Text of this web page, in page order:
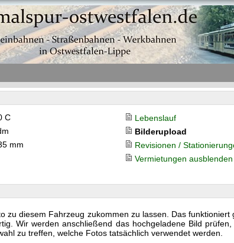
C
Lebenslauf
Bilderupload
mm
Revisionen /
Vermietungen ausblenden
zu diesem Fahrzeug zukommen zu lassen. Das
Wir werden anschließend das hochgeladene Bild
zu treffen, welche Fotos tatsächlich verwendet werden.